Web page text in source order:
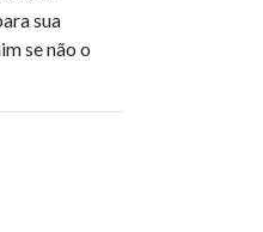
sua
se não o